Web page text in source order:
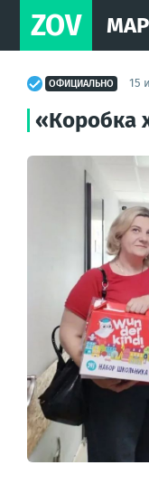
ZOV
ОФИЦИАЛЬНО 15
«Коробка